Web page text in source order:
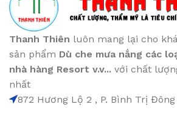
Thanh Thiên luôn mang lại cho
sản phẩm Dù che mưa nắng các
nhà hàng Resort v.v... với chất
nhất
872 Hương Lộ 2 , P. Bình Trị Đông